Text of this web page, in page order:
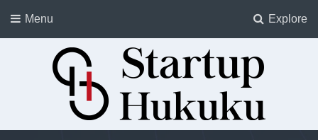
Explore
Menu
Startup Hukuku